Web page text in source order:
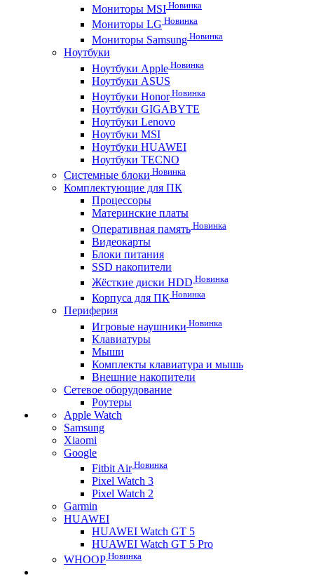
Мониторы MSI Новинка
Мониторы LG Новинка
Мониторы Samsung Новинка
Ноутбуки
Ноутбуки Apple Новинка
Ноутбуки ASUS
Ноутбуки HonorНовинка
Ноутбуки GIGABYTE
Ноутбуки Lenovo
Ноутбуки MSI
Ноутбуки HUAWEI
Ноутбуки TECNO
Системные блоки Новинка
Комплектующие для ПК
Процессоры
Материнские платы
Оперативная память Новинка
Видеокарты
Блоки питания
SSD накопители
Жёсткие диски HDD Новинка
Корпуса для ПК Новинка
Периферия
Игровые наушники Новинка
Клавиатуры
Мыши
Комплекты клавиатура и мышь
Внешние накопители
Сетевое оборудование
Роутеры
Apple Watch
Samsung
Xiaomi
Google
Fitbit AirНовинка
Pixel Watch 3
Pixel Watch 2
Garmin
HUAWEI
HUAWEI Watch GT 5
HUAWEI Watch GT 5 Pro
WHOOP Новинка